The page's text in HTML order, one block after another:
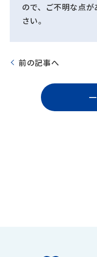
ので、ご不明な点
さい。
前の記事へ